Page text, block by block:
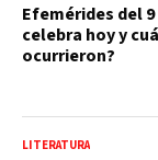
Efemérides del
celebra hoy y
ocurrieron?
LITERATURA